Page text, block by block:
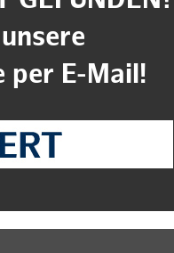
per E-Mail!